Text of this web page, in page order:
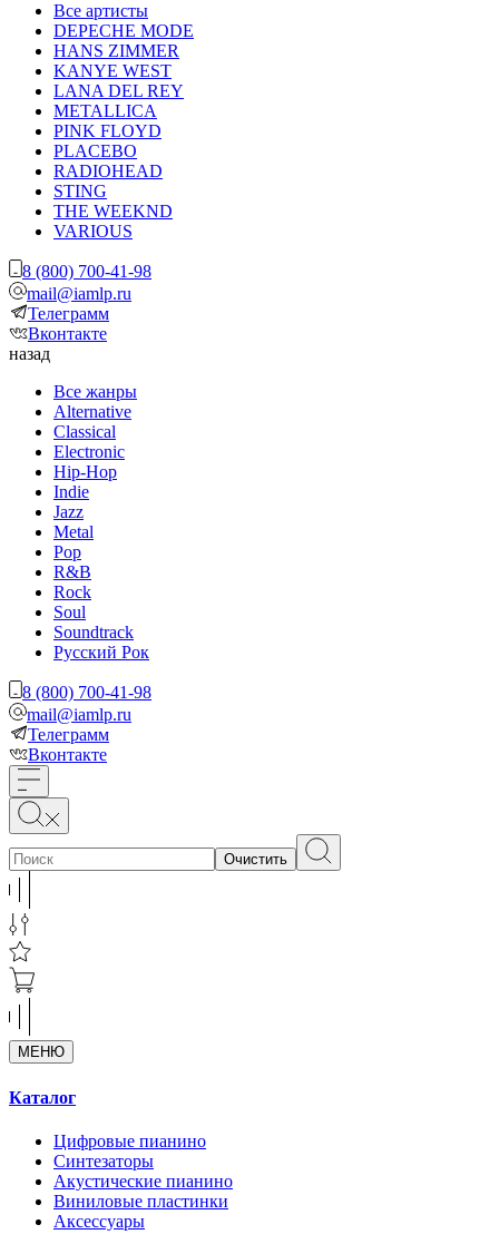
Все артисты
DEPECHE MODE
HANS ZIMMER
KANYE WEST
LANA DEL REY
METALLICA
PINK FLOYD
PLACEBO
RADIOHEAD
STING
THE WEEKND
VARIOUS
8 (800) 700-41-98
mail@iamlp.ru
Телеграмм
Вконтакте
назад
Все жанры
Alternative
Classical
Electronic
Hip-Hop
Indie
Jazz
Metal
Pop
R&B
Rock
Soul
Soundtrack
Русский Рок
8 (800) 700-41-98
mail@iamlp.ru
Телеграмм
Вконтакте
Очистить
МЕНЮ
Каталог
Цифровые пианино
Синтезаторы
Акустические пианино
Виниловые пластинки
Аксессуары